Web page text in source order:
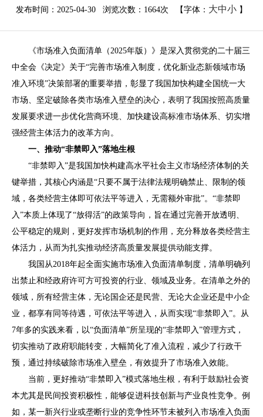
发布时间：2025-04-30 浏览次数： 1664次 【字体： 大中小 】
《市场准入负面清单（2025年版）》是深入贯彻党的二十届三
中全会《决定》关于“完善市场准入制度，优化新业态新领域市场
准入环境”决策部署的重要举措，彰显了我国加快构建全国统一大
市场、坚定破除各类市场准入壁垒的决心，表明了我国按照高质量
发展要求进一步优化营商环境、加快建设高标准市场体系、切实增
强经营主体活力的改革方向。
一、推动“非禁即入”落地生根
“非禁即入”是我国加快构建高水平社会主义市场经济体制的关
键举措，其核心内涵是“只要不属于法律法规明确禁止、限制的领
域，各类经营主体即可依法平等进入，无需额外审批”。 “非禁即
入”本质上体现了“放得活”的政策导向，旨在通过完善开放透明、
公平稳定的规则，更好发挥市场机制的作用，充分释放各类经营主
体活力，从而为扎实推动经济高质量发展提供动能支撑。
我国从2018年起全面实施市场准入负面清单制度，清单明确列
出禁止和经政府许可方可投资的行业、领域及业务。在清单之外的
领域，所有经营主体，无论国企还是民营、无论大企业还是中小企
业，都享有同等待遇，可依法平等进入，从而实现“非禁即入”。从
7年多的实践来看，以“负面清单”所呈现的“非禁即入”管理方式，
切实推动了政府职能转变，大幅简化了准入流程，减少了行政干
预，通过持续破除市场准入壁垒，有效提升了市场准入效能。
当前，更好推动“非禁即入”模式落地生根，有利于鼓励社会资
本尤其是民间投资积极性，能够促进科技创新与产业良性竞争。例
如，某一新兴行业或垄断行业的竞争性环节未被列入市场准入负面